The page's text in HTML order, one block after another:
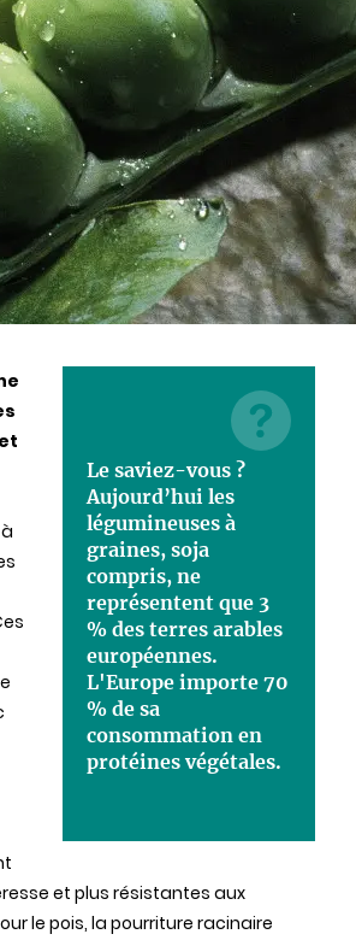
Le saviez-vous ?
Aujourd’hui les
légumineuses à
graines, soja
compris, ne
représentent que 3
% des terres arables
européennes.
L'Europe importe 70
% de sa
consommation en
protéines végétales.
et plus résistantes aux
le pois, la pourriture racinaire